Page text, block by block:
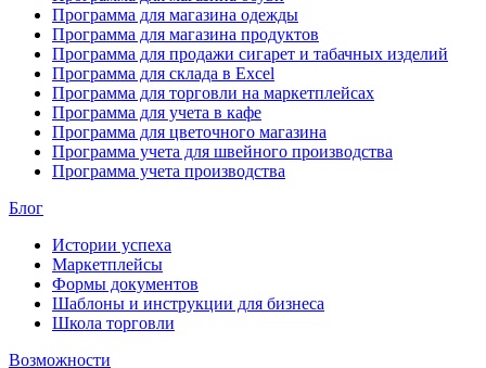
Программа для магазина одежды
Программа для магазина продуктов
Программа для продажи сигарет и табачных изделий
Программа для склада в Excel
Программа для торговли на маркетплейсах
Программа для учета в кафе
Программа для цветочного магазина
Программа учета для швейного производства
Программа учета производства
Блог
Истории успеха
Маркетплейсы
Формы документов
Шаблоны и инструкции для бизнеса
Школа торговли
Возможности